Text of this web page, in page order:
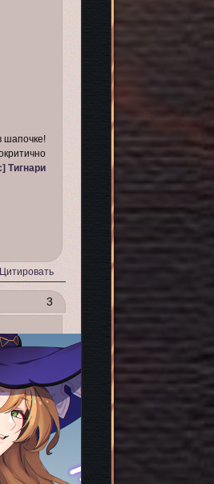
шапочке!
Тигнари
Цитировать
3